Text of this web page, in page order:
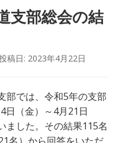
支部総会の結
稿日: 2023年4月22日
部では、令和5年の支部
日（金）～4月21日
ました。その結果115名